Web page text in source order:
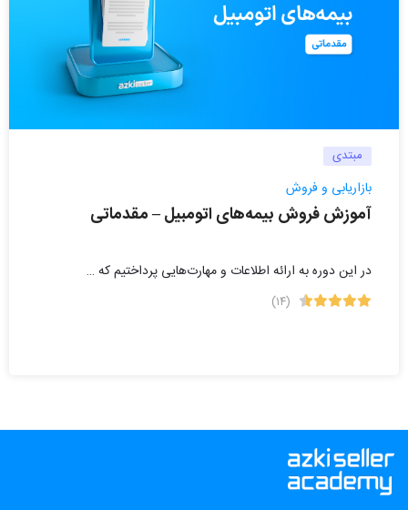
مبتدی
بازاریابی و فروش
آموزش فروش بیمه‌های اتومبیل – مقدماتی
در این دوره به ارائه اطلاعات و مهارت‌هایی پرداختیم که …
(۱۴)